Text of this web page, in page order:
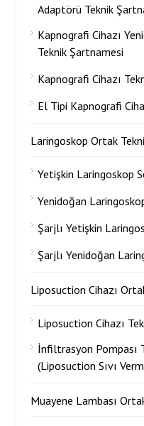
Adaptörü Teknik
Kapnografi Cihazı
Teknik Şartnamesi
Kapnografi Cihazı
El Tipi Kapnografi
Laringoskop Ortak
Yetişkin Laringoskop
Yenidoğan
Şarjlı Yetişkin
Şarjlı Yenidoğan
Liposuction Cihazı
Liposuction Cihazı
İnfiltrasyon Pompası
(Liposuction Sıvı
Muayene Lambası